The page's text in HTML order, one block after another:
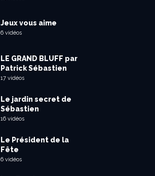
Jeux vous aime
6 vidéos
LE GRAND BLUFF par
Patrick Sébastien
17 vidéos
Le jardin secret de
Sébastien
16 vidéos
Le Président de la
Fête
6 vidéos